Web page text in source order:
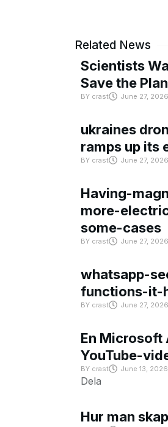
Related News
Scientists
Save the
BY crast June 27, 2026
ukraines
ramps up its
BY crast June 27, 2026
Having-
more-
some-cases
BY crast June 27, 2026
whatsapp-
functions-it-
BY crast June 27, 2026
En Microsoft
YouTube-
BY crast June 13, 2026
Dela
Hur man